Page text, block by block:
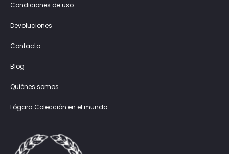
Condiciones de uso
Devoluciones
Contacto
Blog
Quiénes somos
Lógara Colección en el mundo